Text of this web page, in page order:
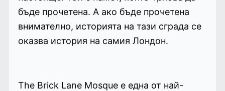
бъде прочетена. А ако бъде прочетена
внимателно, историята на тази сграда се
оказва история на самия Лондон.
The Brick Lane Mosque е една от най-